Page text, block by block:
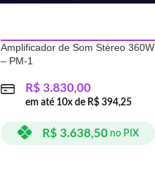
Amplificador de Som Stéreo 360W
– PM-1
R$ 3.830,00
em até 10x de R$ 394,25
R$3.638,50 no PIX